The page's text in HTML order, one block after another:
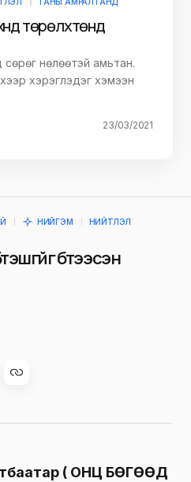
төрөлхтөнд
нөлөөтэй амьтан.
хэрэглэдэг хэмээн
23/03/2021
НИЙГЭМ
НИЙТЛЭЛ
бүтээсэн
( ОНЦ БӨГӨӨД